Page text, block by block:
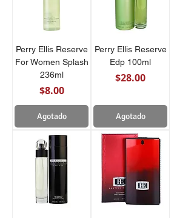
Perry Ellis Reserve
For Women Splash
236ml
Precio
$8.00
Agotado
Perry Ellis Reserve
Edp 100ml
Precio
$28.00
Agotado